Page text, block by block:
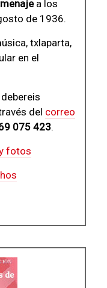
a los
de 1936.
txlaparta,
en el
del correo
075 423.
fotos